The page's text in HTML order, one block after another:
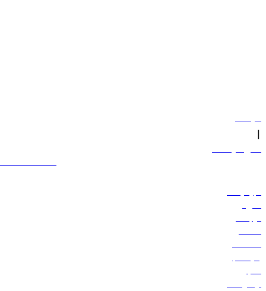
سياساتنا
|
الشروط والأحكام
600 544 445
حجز الرحلات
العروض
الوجهات
الأمتعة
المساعدة
إدارة الحجز
الأخبار
تواصل معنا